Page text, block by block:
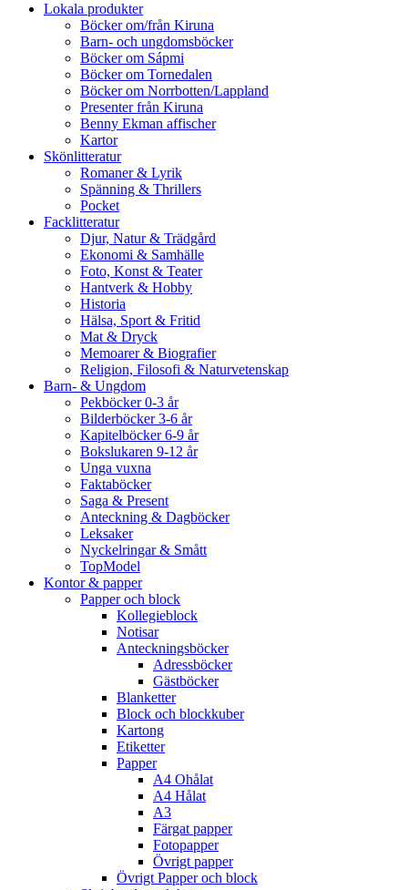
Lokala produkter
Böcker om/från Kiruna
Barn- och ungdomsböcker
Böcker om Sápmi
Böcker om Tornedalen
Böcker om Norrbotten/Lappland
Presenter från Kiruna
Benny Ekman affischer
Kartor
Skönlitteratur
Romaner & Lyrik
Spänning & Thrillers
Pocket
Facklitteratur
Djur, Natur & Trädgård
Ekonomi & Samhälle
Foto, Konst & Teater
Hantverk & Hobby
Historia
Hälsa, Sport & Fritid
Mat & Dryck
Memoarer & Biografier
Religion, Filosofi & Naturvetenskap
Barn- & Ungdom
Pekböcker 0-3 år
Bilderböcker 3-6 år
Kapitelböcker 6-9 år
Bokslukaren 9-12 år
Unga vuxna
Faktaböcker
Saga & Present
Anteckning & Dagböcker
Leksaker
Nyckelringar & Smått
TopModel
Kontor & papper
Papper och block
Kollegieblock
Notisar
Anteckningsböcker
Adressböcker
Gästböcker
Blanketter
Block och blockkuber
Kartong
Etiketter
Papper
A4 Ohålat
A4 Hålat
A3
Färgat papper
Fotopapper
Övrigt papper
Övrigt Papper och block